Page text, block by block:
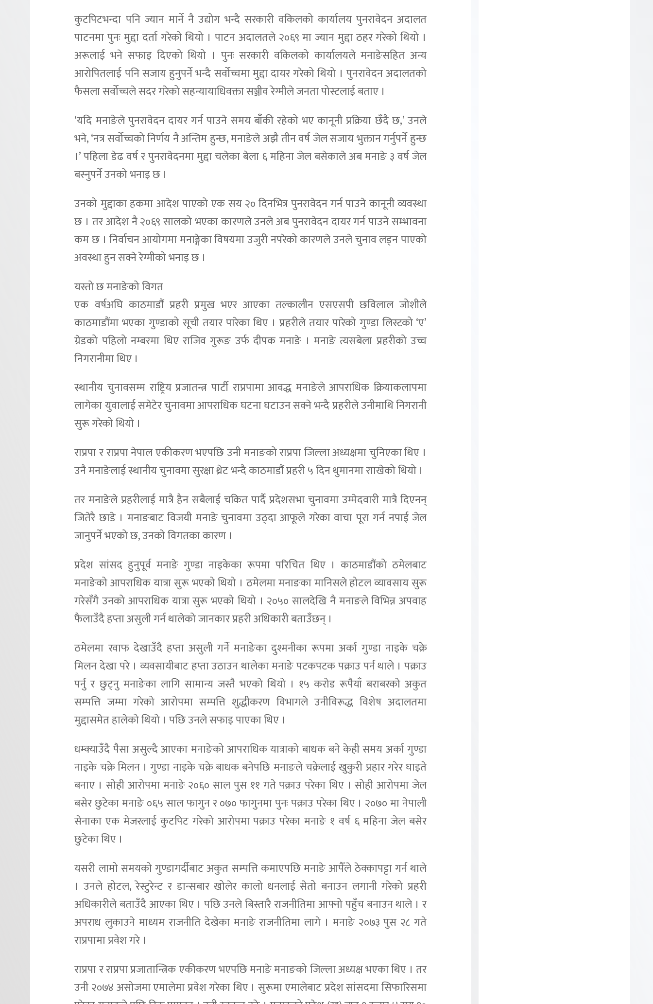
कुटपिटभन्दा पनि ज्यान मार्ने नै उद्योग भन्दै सरकारी वकिलको कार्यालय पुनरावेदन अदालत
पाटनमा पुनः मुद्दा दर्ता गरेको थियो । पाटन अदालतले २०६९ मा ज्यान मुद्दा ठहर गरेको थियो ।
अरूलाई भने सफाइ दिएको थियो । पुनः सरकारी वकिलको कार्यालयले मनाङेसहित अन्य
आरोपितलाई पनि सजाय हुनुपर्ने भन्दै सर्वोच्चमा मुद्दा दायर गरेको थियो । पुनरावेदन अदालतको
फैसला सर्वोच्चले सदर गरेको सहन्यायाधिवक्ता सञ्जीव रेग्मीले जनता पोस्टलाई बताए ।
‘यदि मनाङेले पुनरावेदन दायर गर्न पाउने समय बाँकी रहेको भए कानूनी प्रक्रिया छँदै छ,’ उनले
भने, ‘नत्र सर्वोच्चको निर्णय नै अन्तिम हुन्छ, मनाङेले अझै तीन वर्ष जेल सजाय भुक्तान गर्नुपर्ने हुन्छ
।’ पहिला डेढ वर्ष र पुनरावेदनमा मुद्दा चलेका बेला ६ महिना जेल बसेकाले अब मनाङे ३ वर्ष जेल
बस्नुपर्ने उनको भनाइ छ ।
उनको मुद्दाका हकमा आदेश पाएको एक सय २० दिनभित्र पुनरावेदन गर्न पाउने कानूनी व्यवस्था
छ । तर आदेश नै २०६९ सालको भएका कारणले उनले अब पुनरावेदन दायर गर्न पाउने सम्भावना
कम छ । निर्वाचन आयोगमा मनाङ्गेका विषयमा उजुरी नपरेको कारणले उनले चुनाव लड्न पाएको
अवस्था हुन सक्ने रेग्मीको भनाइ छ ।
यस्तो छ मनाङेको विगत
एक वर्षअघि काठमाडौं प्रहरी प्रमुख भएर आएका तल्कालीन एसएसपी छविलाल जोशीले
काठमाडौंमा भएका गुण्डाको सूची तयार पारेका थिए । प्रहरीले तयार पारेको गुण्डा लिस्टको ‘ए’
ग्रेडको पहिलो नम्बरमा थिए राजिव गुरूङ उर्फ दीपक मनाङे । मनाङे त्यसबेला प्रहरीको उच्च
निगरानीमा थिए ।
स्थानीय चुनावसम्म राष्ट्रिय प्रजातन्त्र पार्टी राप्रपामा आवद्ध मनाङेले आपराधिक क्रियाकलापमा
लागेका युवालाई समेटेर चुनावमा आपराधिक घटना घटाउन सक्ने भन्दै प्रहरीले उनीमाथि निगरानी
सुरू गरेको थियो ।
राप्रपा र राप्रपा नेपाल एकीकरण भएपछि उनी मनाङको राप्रपा जिल्ला अध्यक्षमा चुनिएका थिए ।
उनै मनाङेलाई स्थानीय चुनावमा सुरक्षा थ्रेट भन्दै काठमाडौं प्रहरी ५ दिन थुमानमा रााखेको थियो ।
तर मनाङेले प्रहरीलाई मात्रै हैन सबैलाई चकित पार्दै प्रदेशसभा चुनावमा उम्मेदवारी मात्रै दिएनन्
जितेरै छाडे । मनाङबाट विजयी मनाङे चुनावमा उठ्दा आफूले गरेका वाचा पूरा गर्न नपाई जेल
जानुपर्ने भएको छ, उनको विगतका कारण ।
प्रदेश सांसद हुनुपूर्व मनाङे गुण्डा नाइकेका रूपमा परिचित थिए । काठमाडौंको ठमेलबाट
मनाङेको आपराधिक यात्रा सुरू भएको थियो । ठमेलमा मनाङका मानिसले होटल व्यावसाय सुरू
गरेसँगै उनको आपराधिक यात्रा सुरू भएको थियो । २०५० सालदेखि नै मनाङले विभिन्न अपवाह
फैलाउँदै हप्ता असुली गर्न थालेको जानकार प्रहरी अधिकारी बताउँछन् ।
ठमेलमा रवाफ देखाउँदै हप्ता असुली गर्ने मनाङेका दुश्मनीका रूपमा अर्का गुण्डा नाइके चक्रे
मिलन देखा परे । व्यवसायीबाट हप्ता उठाउन थालेका मनाङे पटकपटक पक्राउ पर्न थाले । पक्राउ
पर्नु र छुट्नु मनाङेका लागि सामान्य जस्तै भएको थियो । १५ करोड रूपैयाँ बराबरको अकुत
सम्पत्ति जम्मा गरेको आरोपमा सम्पत्ति शुद्धीकरण विभागले उनीविरूद्ध विशेष अदालतमा
मुद्दासमेत हालेको थियो । पछि उनले सफाइ पाएका थिए ।
धम्क्याउँदै पैसा असुल्दै आएका मनाङेको आपराधिक यात्राको बाधक बने केही समय अर्का गुण्डा
नाइके चक्रे मिलन । गुण्डा नाइके चक्रे बाधक बनेपछि मनाङले चक्रेलाई खुकुरी प्रहार गरेर घाइते
बनाए । सोही आरोपमा मनाङे २०६० साल पुस ११ गते पक्राउ परेका थिए । सोही आरोपमा जेल
बसेर छुटेका मनाङे ०६५ साल फागुन र ०७० फागुनमा पुनः पक्राउ परेका थिए । २०७० मा नेपाली
सेनाका एक मेजरलाई कुटपिट गरेको आरोपमा पक्राउ परेका मनाङे १ वर्ष ६ महिना जेल बसेर
छुटेका थिए ।
यसरी लामो समयको गुण्डागर्दीबाट अकुत सम्पत्ति कमाएपछि मनाङे आपैँले ठेक्कापट्टा गर्न थाले
। उनले होटल, रेस्टुरेन्ट र डान्सबार खोलेर कालो धनलाई सेतो बनाउन लगानी गरेको प्रहरी
अधिकारीले बताउँदै आएका थिए । पछि उनले बिस्तारै राजनीतिमा आफ्नो पहुँच बनाउन थाले । र
अपराध लुकाउने माध्यम राजनीति देखेका मनाङे राजनीतिमा लागे । मनाङे २०७३ पुस २८ गते
राप्रपामा प्रवेश गरे ।
राप्रपा र राप्रपा प्रजातान्त्रिक एकीकरण भएपछि मनाङे मनाङको जिल्ला अध्यक्ष भएका थिए । तर
उनी २०७४ असोजमा एमालेमा प्रवेश गरेका थिए । सुरूमा एमालेबाट प्रदेश सांसदमा सिफारिसमा